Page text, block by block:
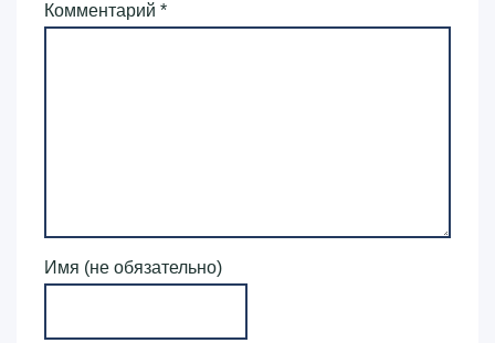
Комментарий *
Имя (не обязательно)